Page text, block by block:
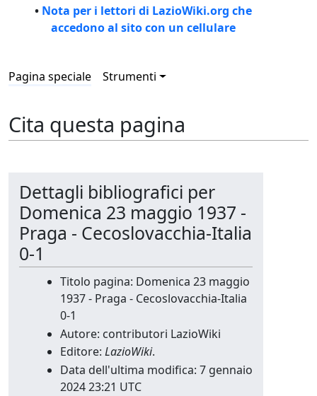
• Nota per i lettori di LazioWiki.org che
accedono al sito con un cellulare
Pagina speciale Strumenti
Cita questa pagina
Dettagli bibliografici per
Domenica 23 maggio 1937 -
Praga - Cecoslovacchia-Italia
0-1
Titolo pagina: Domenica 23 maggio
1937 - Praga - Cecoslovacchia-Italia
0-1
Autore: contributori LazioWiki
Editore: LazioWiki.
Data dell'ultima modifica: 7 gennaio
2024 23:21 UTC